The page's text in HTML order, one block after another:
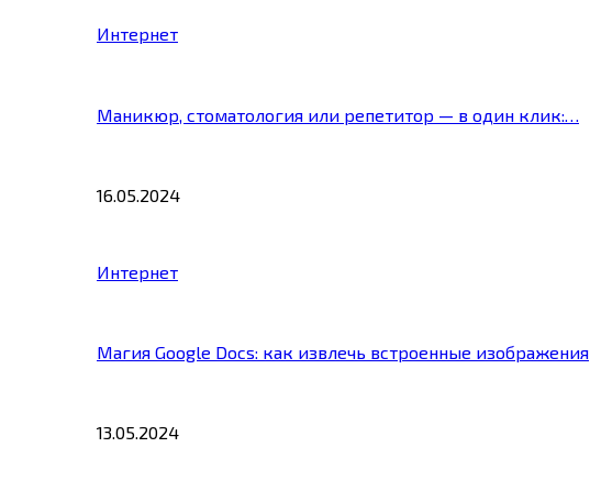
Интернет
Маникюр, стоматология или репетитор — в один клик:…
16.05.2024
Интернет
Магия Google Docs: как извлечь встроенные изображения
13.05.2024